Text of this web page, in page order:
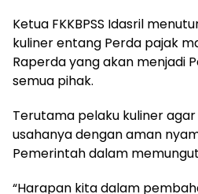
Ketua FKKBPSS Idasril
kuliner entang Perda pajak
Raperda yang akan menjadi
semua pihak.
Terutama pelaku kuliner
usahanya dengan aman
Pemerintah dalam
“Harapan kita dalam